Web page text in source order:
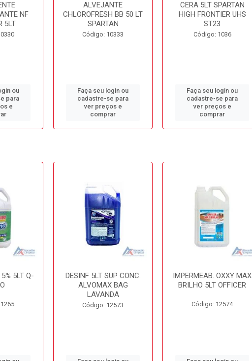
NF
5LT
ou
para
e
ALVEJANTE
CHLOROFRESH BB 50 LT
SPARTAN
Código: 10333
Faça seu login ou
cadastre-se para
ver preços e
comprar
CERA 5LT SPARTAN
HIGH FRONTIER UHS
ST23
Código: 1036
Faça seu login ou
cadastre-se para
ver preços e
comprar
5LT Q-
DESINF 5LT SUP CONC.
ALVOMAX BAG
LAVANDA
Código: 12573
IMPERMEAB. OXXY MAX
BRILHO 5LT OFFICER
Código: 12574